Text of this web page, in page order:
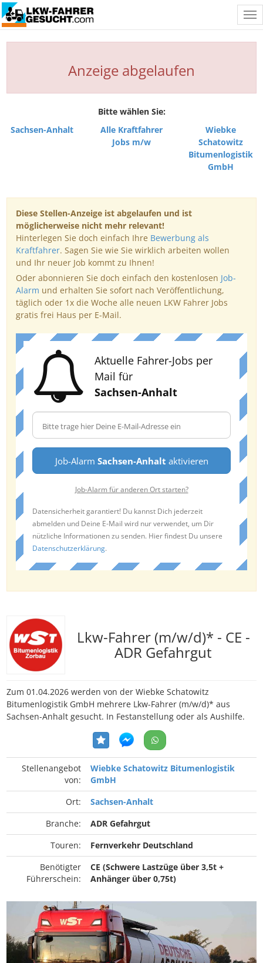
Anzeige abgelaufen
Bitte wählen Sie:
Sachsen-Anhalt
Alle Kraftfahrer
Jobs m/w
Wiebke
Schatowitz
Bitumenlogistik
GmbH
Diese Stellen-Anzeige ist abgelaufen und ist
möglicherweise nicht mehr relevant!
Hinterlegen Sie doch einfach Ihre Bewerbung als
Kraftfahrer. Sagen Sie wie Sie wirklich arbeiten wollen
und Ihr neuer Job kommt zu Ihnen!
Oder abonnieren Sie doch einfach den kostenlosen Job-
Alarm und erhalten Sie sofort nach Veröffentlichung,
täglich oder 1x die Woche alle neuen LKW Fahrer Jobs
gratis frei Haus per E-Mail.
Aktuelle Fahrer-Jobs per
Mail für
Sachsen-Anhalt
Job-Alarm Sachsen-Anhalt aktivieren
Job-Alarm für anderen Ort starten?
Datensicherheit garantiert! Du kannst Dich jederzeit
abmelden und Deine E-Mail wird nur verwendet, um Dir
nützliche Informationen zu senden. Hier findest Du unsere
Datenschutzerklärung.
Lkw-Fahrer (m/w/d)* - CE -
ADR Gefahrgut
Zum 01.04.2026 werden von der Wiebke Schatowitz
Bitumenlogistik GmbH mehrere Lkw-Fahrer (m/w/d)* aus
Sachsen-Anhalt gesucht. In Festanstellung oder als Aushilfe.
Stellenangebot
von:
Wiebke Schatowitz Bitumenlogistik
GmbH
Ort:
Sachsen-Anhalt
Branche:
ADR Gefahrgut
Touren:
Fernverkehr Deutschland
Benötigter
Führerschein:
CE (Schwere Lastzüge über 3,5t +
Anhänger über 0,75t)